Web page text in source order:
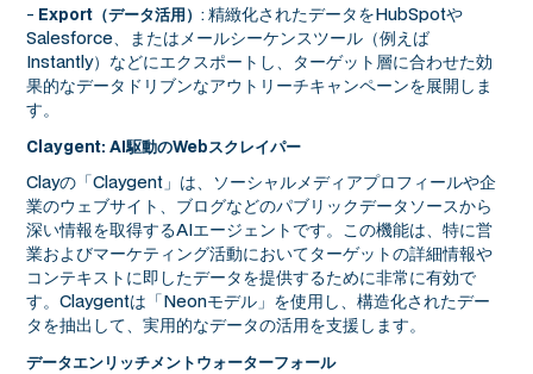
- Export（データ活用）: 精緻化されたデータをHubSpotや
Salesforce、またはメールシーケンスツール（例えば
Instantly）などにエクスポートし、ターゲット層に合わせた効
果的なデータドリブンなアウトリーチキャンペーンを展開しま
す。
Claygent: AI駆動のWebスクレイパー
Clayの「Claygent」は、ソーシャルメディアプロフィールや企
業のウェブサイト、ブログなどのパブリックデータソースから
深い情報を取得するAIエージェントです。この機能は、特に営
業およびマーケティング活動においてターゲットの詳細情報や
コンテキストに即したデータを提供するために非常に有効で
す。Claygentは「Neonモデル」を使用し、構造化されたデー
タを抽出して、実用的なデータの活用を支援します。
データエンリッチメントウォーターフォール